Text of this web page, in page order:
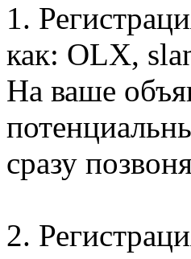
1.
как: OLX,
На ваше
сразу
2.